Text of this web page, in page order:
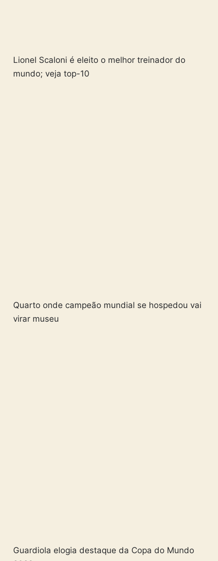
Lionel Scaloni é eleito o melhor treinador do
mundo; veja top-10
Quarto onde campeão mundial se hospedou vai
virar museu
Guardiola elogia destaque da Copa do Mundo